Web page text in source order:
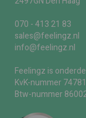
070 - 413 21 83
sales@feelingz.nl
info@feelingz.nl
Feelingz is
KvK-nummer
Btw-nummer